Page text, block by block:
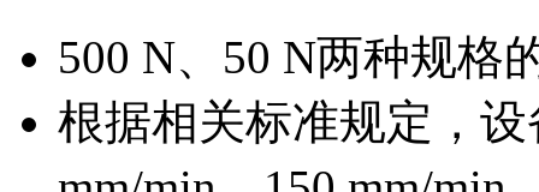
500 N、50 N两种规格
根据相关标准规定，设